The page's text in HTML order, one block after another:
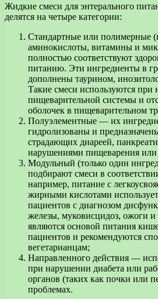
Жидкие смеси для энтерального
делятся на четыре категории:
Стандартные или полимерные
аминокислоты, витамины и
полностью соответствуют
питанию. Эти ингредиенты в
дополнены таурином,
Такие смеси используются при
пищеварительной системы и
оболочек в пищеварительном
Полуэлементные — их
гидролизованы и
страдающих диареей,
нарушениями пищеварения
Модульный (только один
подбирают смеси в
например, питание с
жирными кислотами
пациентов с диагнозом
железы, муковисцидоз, ожоги
являются основой питания
пациентов и рекомендуются
вегетарианцам;
Направленного действия —
при нарушении диабета или
органов (таких как почки или
проблемах.